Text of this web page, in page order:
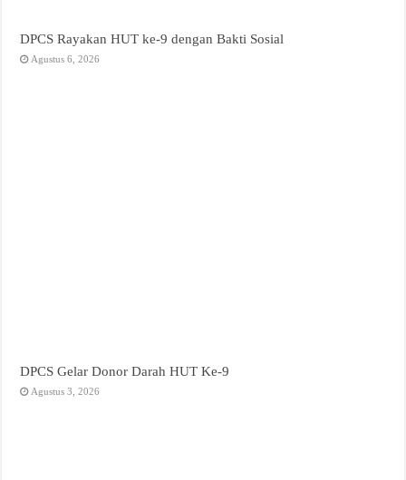
DPCS Rayakan HUT ke-9 dengan Bakti Sosial
Agustus 6, 2026
DPCS Gelar Donor Darah HUT Ke-9
Agustus 3, 2026